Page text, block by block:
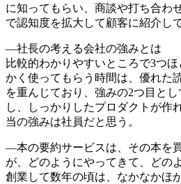
に知ってもらい、商談や打ち合わ
で認知度を拡大して顧客に紹介し
―社長の考える会社の強みとは
比較的わかりやすいところで3つ
かく使ってもらう時間は、優れた
を重んじており、強みの2つ目と
し、しっかりしたプロダクトが作
当の強みは社員だと思う。
―本の要約サービスは、その本を
が、どのようにやってきて、どの
創業して数年の頃は、なかなかほ